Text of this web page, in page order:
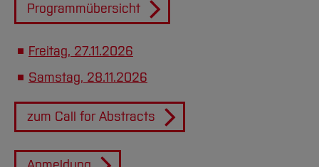
Programmübersicht
Freitag, 27.11.2026
Samstag, 28.11.2026
zum Call for Abstracts